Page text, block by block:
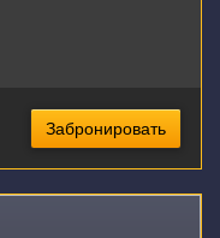
Забронировать